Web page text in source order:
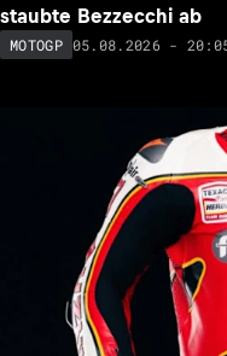
staubte Bezzecchi ab
MOTOGP 05.08.2026 -